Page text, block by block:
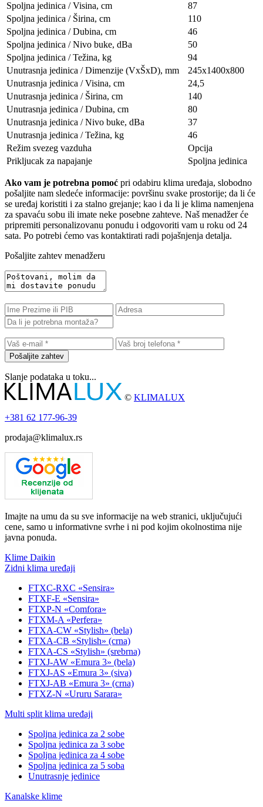
Spoljna jedinica / Visina, сm
87
Spoljna jedinica / Širina, сm
110
Spoljna jedinica / Dubina, сm
46
Spoljna jedinica / Nivo buke, dBa
50
Spoljna jedinica / Težina, kg
94
Unutrasnja jedinica / Dimenzije (VxŠxD), mm
245x1400x800
Unutrasnja jedinica / Visina, сm
24,5
Unutrasnja jedinica / Širina, сm
140
Unutrasnja jedinica / Dubina, сm
80
Unutrasnja jedinica / Nivo buke, dBa
37
Unutrasnja jedinica / Težina, kg
46
Režim svezeg vazduha
Opcija
Prikljucak za napajanje
Spoljna jedinica
Ako vam je potrebna pomoć pri odabiru klima uređaja, slobodno
pošaljite nam sledeće informacije: površinu svake prostorije; da li će
se uređaj koristiti i za stalno grejanje; kao i da li je klima namenjena
za spavaću sobu ili imate neke posebne zahteve. Naš menadžer će
pripremiti personalizovanu ponudu i odgovoriti vam u roku od 24
sata. Po potrebi ćemo vas kontaktirati radi pojašnjenja detalja.
Pošaljite zahtev menadžeru
Pošaljite zahtev
Slanje podataka u toku...
© KLIMALUX
+381 62 177-96-39
prodaja@klimalux.rs
Imajte na umu da su sve informacije na web stranici, uključujući
cene, samo u informativne svrhe i ni pod kojim okolnostima nije
javna ponuda.
Klime Daikin
Zidni klima uređaji
FTXC-RXC «Sensira»
FTXF-E «Sensira»
FTXP-N «Comfora»
FTXM-A «Perfera»
FTXA-CW «Stylish» (bela)
FTXA-CB «Stylish» (crna)
FTXA-CS «Stylish» (srebrna)
FTXJ-AW «Emura 3» (bela)
FTXJ-AS «Emura 3» (siva)
FTXJ-AB «Emura 3» (crna)
FTXZ-N «Ururu Sarara»
Multi split klima uređaji
Spoljna jedinica za 2 sobe
Spoljna jedinica za 3 sobe
Spoljna jedinica za 4 sobe
Spoljna jedinica za 5 soba
Unutrasnje jedinice
Kanalske klime